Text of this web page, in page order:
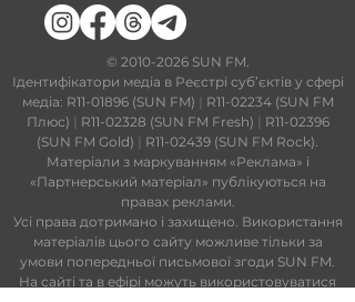
​© 2010-2026SUN FM.
Ідентифікатори медіа в Реєстрі суб’єктів у сфері
медіа: R11-01896 (SUN FM) | R11-02234 (SUN FM
Плюс) | R11-02328 (SUN FM Fresh) | R11-02396
(SUN FM Gold) | R11-02439 (SUN FM Rock).
Матеріали з маркуванням «Реклама» і
«Партнерський матеріал» публікуються на
правах реклами.
Усі права дотримано і захищено. Використання
матеріалів цього сайту можливе тільки за
умови попередньої письмової згоди SUN FM.
На сайті та в ефірі можуть використовуватися